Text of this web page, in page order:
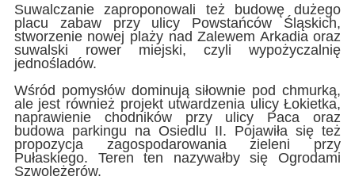
Suwalczanie zaproponowali też budowę dużego
placu zabaw przy ulicy Powstańców Śląskich,
stworzenie nowej plaży nad Zalewem Arkadia oraz
suwalski rower miejski, czyli wypożyczalnię
jednośladów.
Wśród pomysłów dominują siłownie pod chmurką,
ale jest również projekt utwardzenia ulicy Łokietka,
naprawienie chodników przy ulicy Paca oraz
budowa parkingu na Osiedlu II. Pojawiła się też
propozycja zagospodarowania zieleni przy
Pułaskiego. Teren ten nazywałby się Ogrodami
Szwoleżerów.